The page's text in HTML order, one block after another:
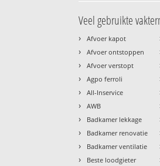
Veel gebruikte
› Afvoer kapot
› Afvoer ontstoppen
› Afvoer verstopt
› Agpo ferroli
› All-Inservice
› AWB
› Badkamer lekkage
› Badkamer renovatie
› Badkamer ventilatie
› Beste loodgieter